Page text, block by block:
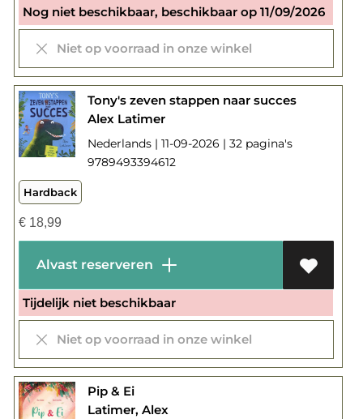
Nog niet beschikbaar, beschikbaar op 11/09/2026
Niet op voorraad in onze winkel
Tony's zeven stappen naar succes
Alex Latimer
Nederlands | 11-09-2026 | 32 pagina's
9789493394612
Hardback
€18,99
Alvast reserveren
Tijdelijk niet beschikbaar
Niet op voorraad in onze winkel
Pip & Ei
Latimer, Alex